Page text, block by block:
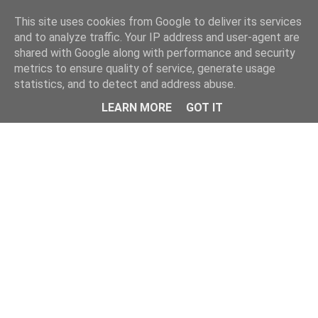
Menu
This site uses cookies from Google to deliver its services
and to analyze traffic. Your IP address and user-agent are
shared with Google along with performance and security
metrics to ensure quality of service, generate usage
statistics, and to detect and address abuse.
LEARN MORE
GOT IT